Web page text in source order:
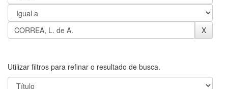
Utilizar filtros para refinar o resultado de busca.